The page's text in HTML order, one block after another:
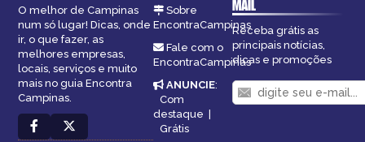
O melhor de Campinas
num só lugar! Dicas, onde
ir, o que fazer, as
melhores empresas,
locais, serviços e muito
mais no guia Encontra
Campinas.
Sobre
EncontraCampinas
Fale com o
EncontraCampinas
ANUNCIE:
Com
destaque |
Grátis
MAIL
Receba grátis as
principais notícias,
dicas e promoções